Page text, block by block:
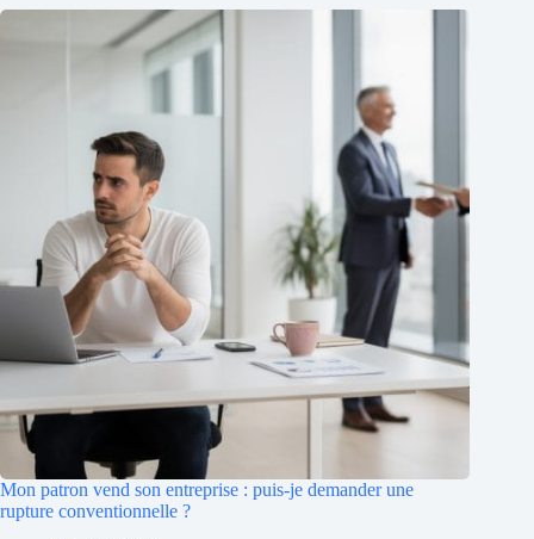
Mon patron vend son entreprise : puis-je demander une
rupture conventionnelle ?